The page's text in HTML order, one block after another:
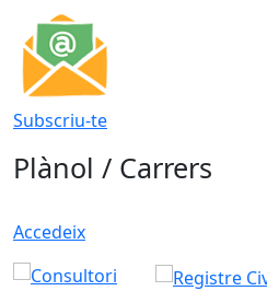
Subscriu-te
Plànol / Carrers
Accedeix